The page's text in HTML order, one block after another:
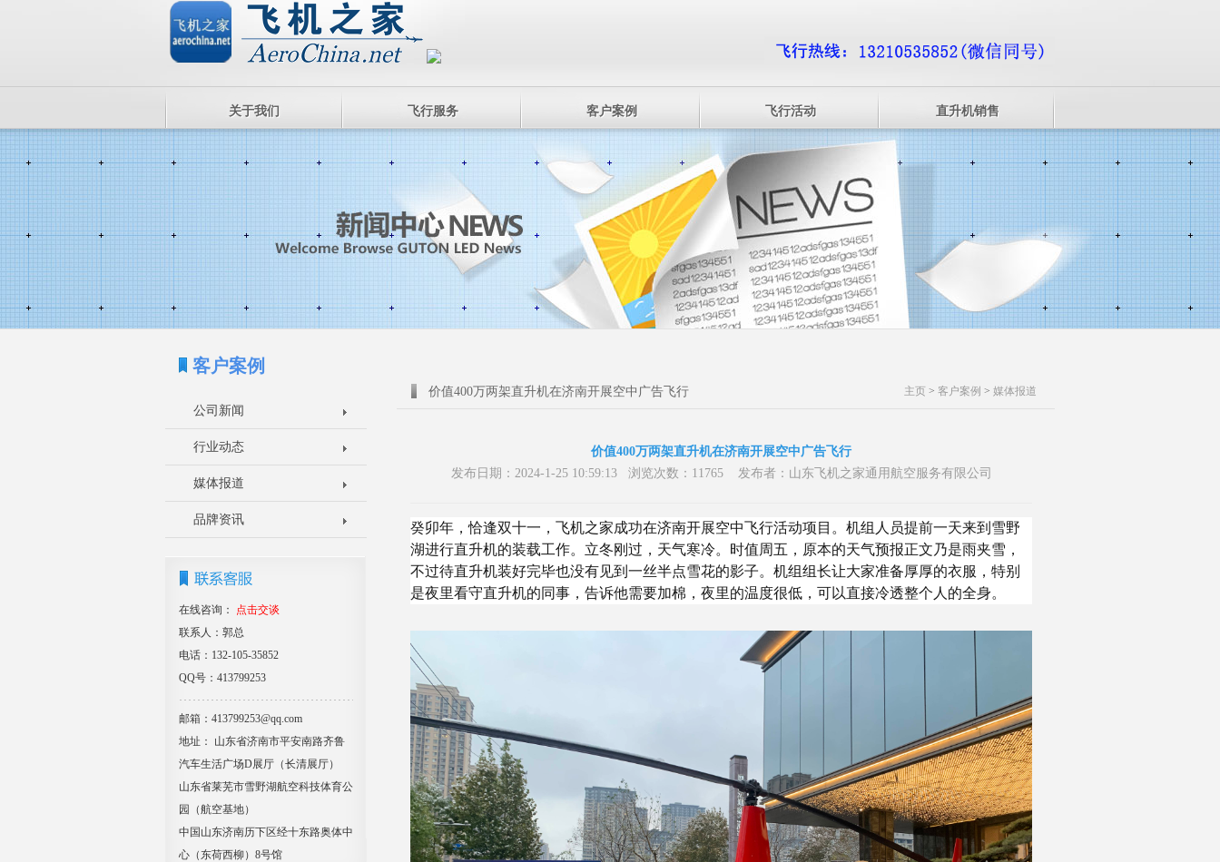
关于我们 飞行服务 客户案例 飞行活动 直升机销售
客户案例
公司新闻
行业动态
媒体报道
品牌资讯
在线咨询：
点击交谈
联系人：郭总
电话：132-105-35852
QQ号：413799253
邮箱：413799253@qq.com
地址： 山东省济南市平安南路齐鲁
汽车生活广场D展厅（长清展厅）
山东省莱芜市雪野湖航空科技体育公
园（航空基地）
中国山东济南历下区经十东路奥体中
心（东荷西柳）8号馆
主页 > 客户案例 > 媒体报道
价值400万两架直升机在济南开展空中广告飞行
价值400万两架直升机在济南开展空中广告飞行
发布日期：2024-1-25 10:59:13 浏览次数：11765 发布者：山东飞机之家通用航空服务有限公司
癸卯年，恰逢双十一，飞机之家成功在济南开展空中飞行活动项目。机组人员提前一天来到雪野
湖进行直升机的装载工作。立冬刚过，天气寒冷。时值周五，原本的天气预报正文乃是雨夹雪，
不过待直升机装好完毕也没有见到一丝半点雪花的影子。机组组长让大家准备厚厚的衣服，特别
是夜里看守直升机的同事，告诉他需要加棉，夜里的温度很低，可以直接冷透整个人的全身。